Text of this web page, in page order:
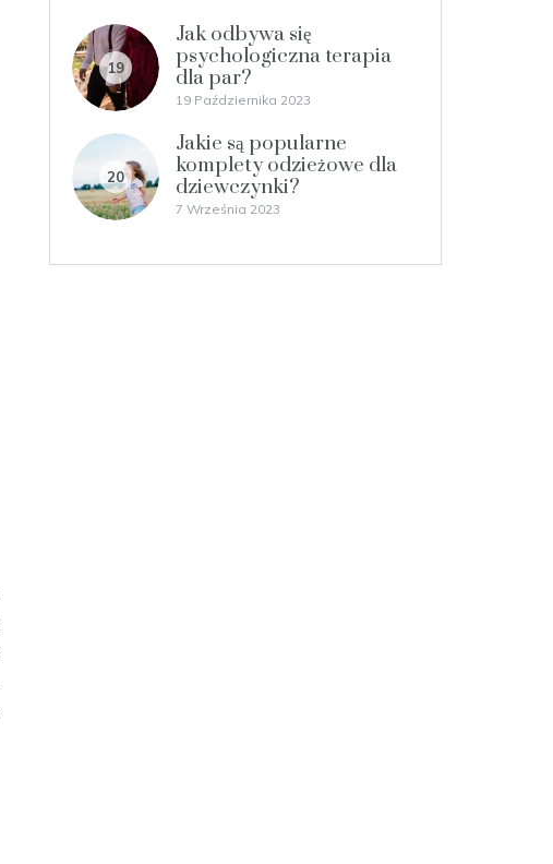
19
Jak odbywa się
psychologiczna terapia
dla par?
19 Października 2023
20
Jakie są popularne
komplety odzieżowe dla
dziewczynki?
7 Września 2023